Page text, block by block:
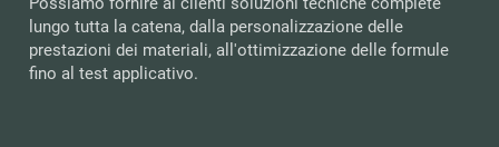
lungo tutta la catena, dalla personalizzazione delle
prestazioni dei materiali, all'ottimizzazione delle formule
fino al test applicativo.